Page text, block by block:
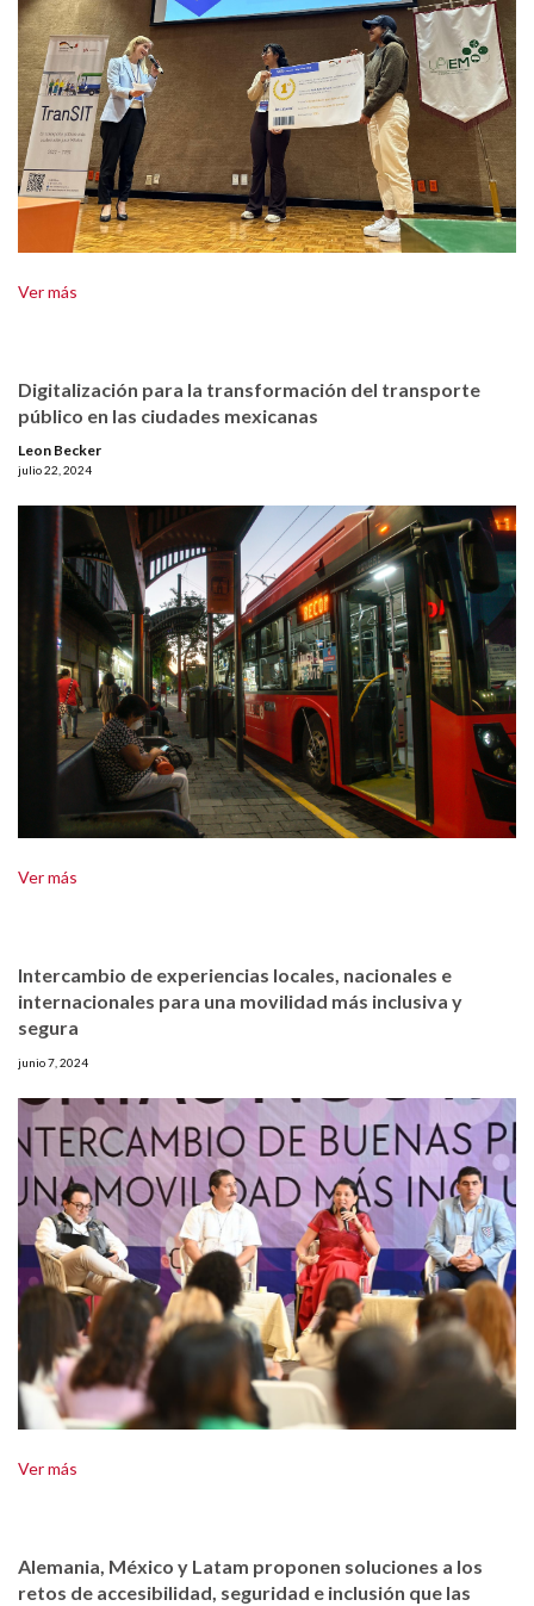
Ver más
Digitalización para la transformación del transporte
público en las ciudades mexicanas
Leon Becker
julio 22, 2024
Ver más
Intercambio de experiencias locales, nacionales e
internacionales para una movilidad más inclusiva y
segura
junio 7, 2024
Ver más
Alemania, México y Latam proponen soluciones a los
retos de accesibilidad, seguridad e inclusión que las